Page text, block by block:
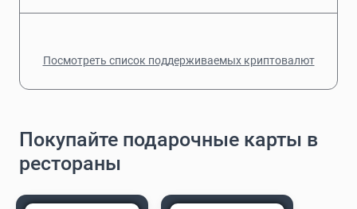
Посмотреть список поддерживаемых криптовалют
Покупайте подарочные карты в
рестораны